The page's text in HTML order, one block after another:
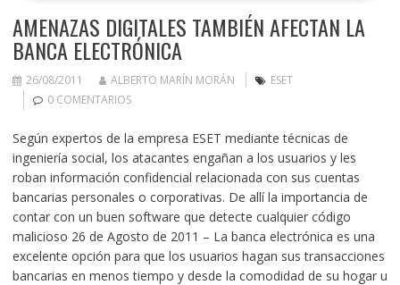
AMENAZAS DIGITALES TAMBIÉN AFECTAN LA
BANCA ELECTRÓNICA
26/08/2011 ALBERTO MARÍN MORÁN
ESET
0 COMENTARIOS
Según expertos de la empresa ESET mediante técnicas de
ingeniería social, los atacantes engañan a los usuarios y les
roban información confidencial relacionada con sus cuentas
bancarias personales o corporativas. De allí la importancia de
contar con un buen software que detecte cualquier código
malicioso 26 de Agosto de 2011 – La banca electrónica es una
excelente opción para que los usuarios hagan sus transacciones
bancarias en menos tiempo y desde la comodidad de su hogar u